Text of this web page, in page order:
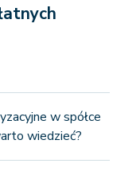
w spółce
wiedzieć?